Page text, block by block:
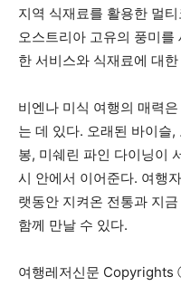
지역 식재료를 활용한 멀
오스트리아 고유의 풍미를
한 서비스와 식재료에 대
비엔나 미식 여행의 매력
는 데 있다. 오래된 바이슬
봉, 미쉐린 파인 다이닝이
시 안에서 이어준다. 여행
랫동안 지켜온 전통과 지
함께 만날 수 있다.
여행레저신문